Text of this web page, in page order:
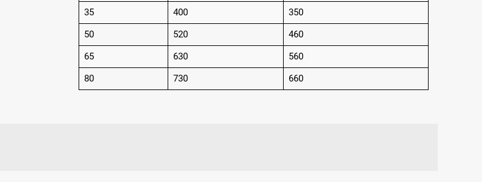
35
400
350
50
520
460
65
630
560
80
730 660